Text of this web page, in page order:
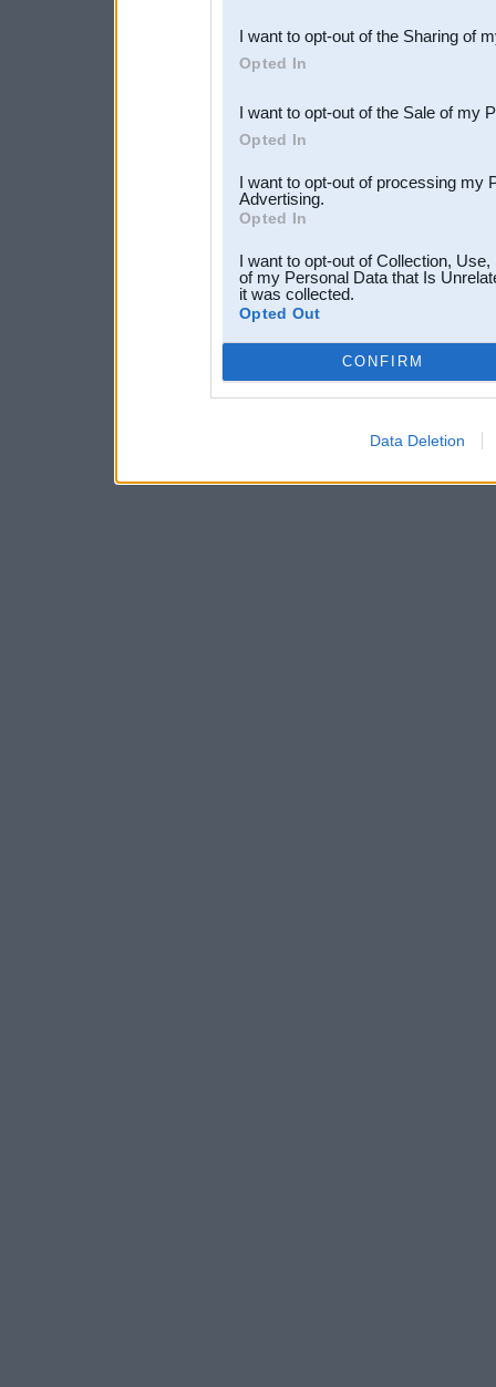
Downstream Participants
third parties.
I want to opt-out of the Sharing of
Opted In
I want to opt-out of the Sale of my
Opted In
I want to opt-out of processing my
Advertising.
Opted In
I want to opt-out of Collection,
of my Personal Data that Is
it was collected.
Opted Out
CONFIRM
Data Deletion